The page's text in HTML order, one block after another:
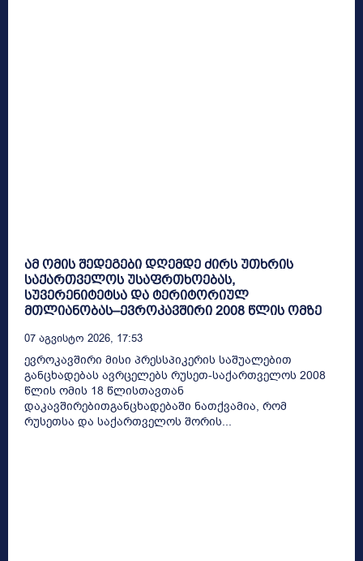
ამ ომის შედეგები დღემდე ძირს უთხრის
საქართველოს უსაფრთხოებას,
სუვერენიტეტსა და ტერიტორიულ
მთლიანობას–ევროკავშირი 2008 წლის ომზე
07 Აგვისტო 2026, 17:53
ევროკავშირი მისი პრესსპიკერის საშუალებით
განცხადებას ავრცელებს რუსეთ-საქართველოს 2008
წლის ომის 18 წლისთავთან
დაკავშირებითგანცხადებაში ნათქვამია, რომ
რუსეთსა და საქართველოს შორის...